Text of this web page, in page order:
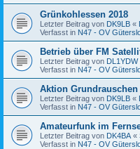
Grünkohlessen 2018
Letzter Beitrag von DK9LB «
Verfasst in N47 - OV
Betrieb über FM
Letzter Beitrag von DL1YDW
Verfasst in N47 - OV
Aktion Grundrauschen
Letzter Beitrag von DK9LB «
Verfasst in N47 - OV
Amateurfunk im
Letzter Beitrag von DK4BA «
Verfasst in N47 - OV